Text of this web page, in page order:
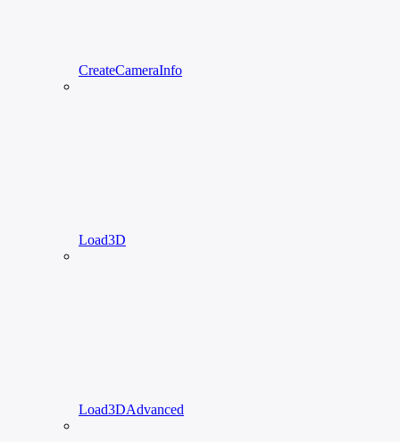
CreateCameraInfo
Load3D
Load3DAdvanced